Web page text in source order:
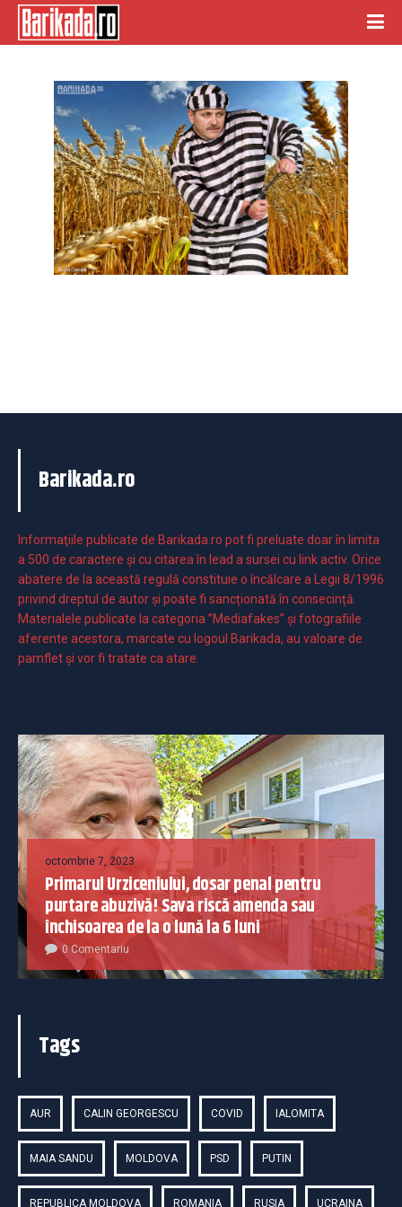
Barikada.ro
Informaţiile publicate de Barikada.ro pot fi preluate doar în limita
a 500 de caractere şi cu citarea în lead a sursei cu link activ. Orice
abatere de la această regulă constituie o încălcare a Legii 8/1996
privind dreptul de autor și poate fi sancționată în consecință.
Materialele publicate la categoria ”Mediafakes” și fotografiile
aferente acestora, marcate cu logoul Barikada, au valoare de
pamflet și vor fi tratate ca atare.
octombrie 7, 2023
Primarul Urziceniului, dosar penal pentru
purtare abuzivă! Sava riscă amenda sau
închisoarea de la o lună la 6 luni
0 Comentariu
Tags
AUR CALIN GEORGESCU COVID IALOMITA
MAIA SANDU MOLDOVA PSD PUTIN
REPUBLICA MOLDOVA ROMANIA RUSIA UCRAINA